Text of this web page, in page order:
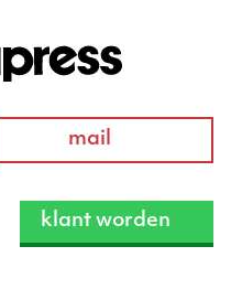
mail
klant worden